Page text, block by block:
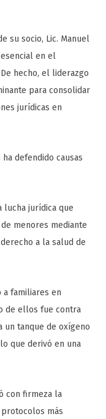
su socio, Lic. Manuel
en el
hecho, el liderazgo
para consolidar
jurídicas en
ha defendido causas
lucha jurídica que
menores mediante
a la salud de
a familiares en
de ellos fue contra
un tanque de oxígeno
que derivó en una
con firmeza la
más